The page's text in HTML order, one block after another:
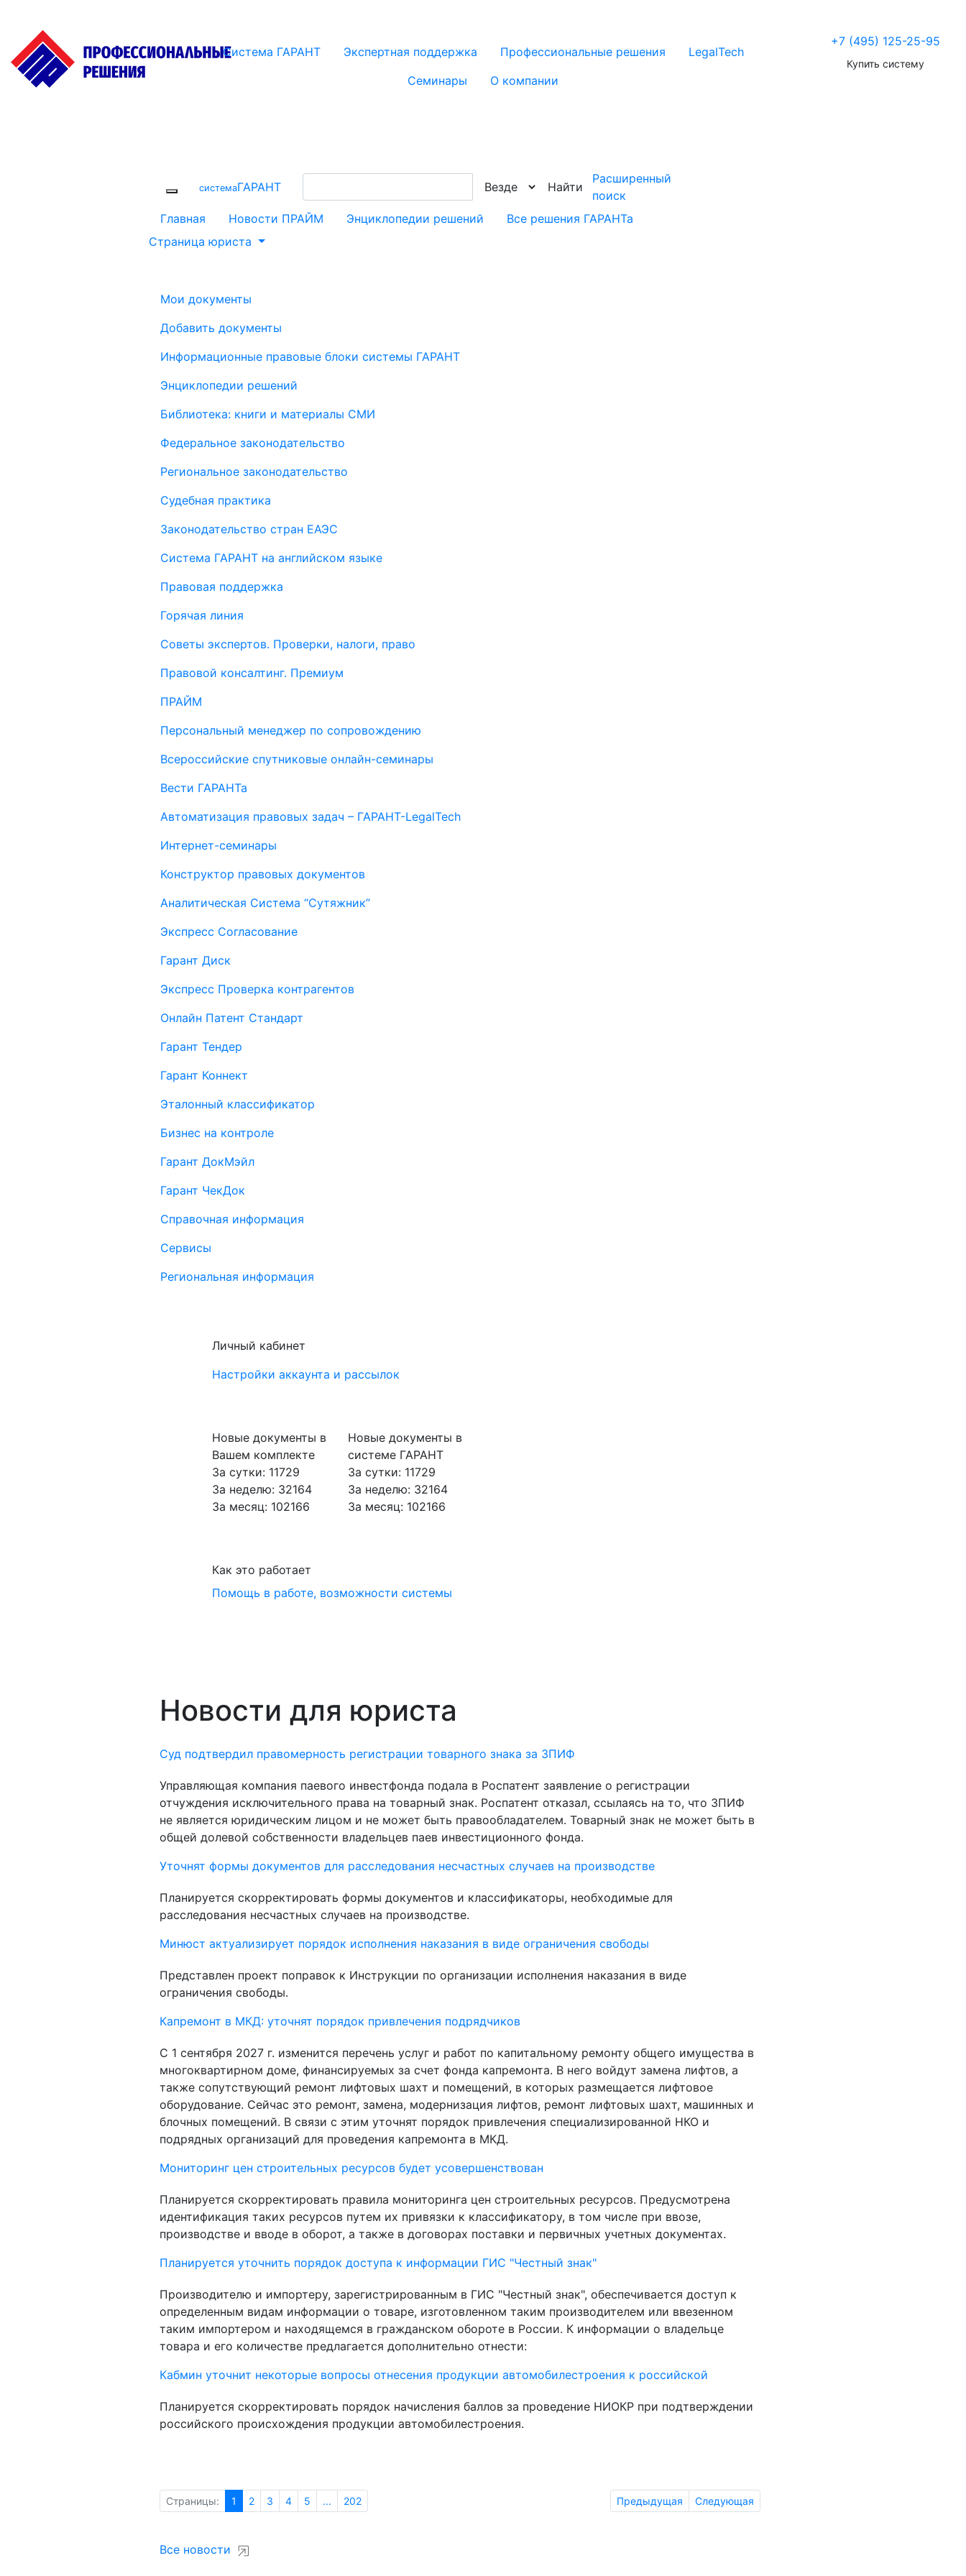
Система ГАРАНТ Экспертная поддержка Профессиональные решения
LegalTech
Семинары
О компании
+7 (495) 125-25-95
Купить систему
cистемаГАРАНТ Найти
Расширенный
поиск
Главная
Новости ПРАЙМ Энциклопедии решений
Все решения ГАРАНТа
Страница юриста
Мои документы
Добавить документы
Информационные правовые блоки системы ГАРАНТ
Энциклопедии решений
Библиотека: книги и материалы СМИ
Федеральное законодательство
Региональное законодательство
Судебная практика
Законодательство стран ЕАЭС
Система ГАРАНТ на английском языке
Правовая поддержка
Горячая линия
Советы экспертов. Проверки, налоги, право
Правовой консалтинг. Премиум
ПРАЙМ
Персональный менеджер по сопровождению
Всероссийские спутниковые онлайн-семинары
Вести ГАРАНТа
Автоматизация правовых задач – ГАРАНТ-LegalTech
Интернет-семинары
Конструктор правовых документов
Аналитическая Система “Сутяжник”
Экспресс Согласование
Гарант Диск
Экспресс Проверка контрагентов
Онлайн Патент Стандарт
Гарант Тендер
Гарант Коннект
Эталонный классификатор
Бизнес на контроле
Гарант ДокМэйл
Гарант ЧекДок
Справочная информация
Сервисы
Региональная информация
Личный кабинет
Настройки аккаунта и рассылок
Новые документы в
Вашем комплекте
За сутки: 11729
За неделю: 32164
За месяц: 102166
Новые документы в
системе ГАРАНТ
За сутки: 11729
За неделю: 32164
За месяц: 102166
Как это работает
Помощь в работе, возможности системы
Новости для юриста
Суд подтвердил правомерность регистрации товарного знака за ЗПИФ
Управляющая компания паевого инвестфонда подала в Роспатент заявление о регистрации
отчуждения исключительного права на товарный знак. Роспатент отказал, ссылаясь на то, что ЗПИФ
не является юридическим лицом и не может быть правообладателем. Товарный знак не может быть в
общей долевой собственности владельцев паев инвестиционного фонда.
Уточнят формы документов для расследования несчастных случаев на производстве
Планируется скорректировать формы документов и классификаторы, необходимые для
расследования несчастных случаев на производстве.
Минюст актуализирует порядок исполнения наказания в виде ограничения свободы
Представлен проект поправок к Инструкции по организации исполнения наказания в виде
ограничения свободы.
Капремонт в МКД: уточнят порядок привлечения подрядчиков
С 1 сентября 2027 г. изменится перечень услуг и работ по капитальному ремонту общего имущества в
многоквартирном доме, финансируемых за счет фонда капремонта. В него войдут замена лифтов, а
также сопутствующий ремонт лифтовых шахт и помещений, в которых размещается лифтовое
оборудование. Сейчас это ремонт, замена, модернизация лифтов, ремонт лифтовых шахт, машинных и
блочных помещений. В связи с этим уточнят порядок привлечения специализированной НКО и
подрядных организаций для проведения капремонта в МКД.
Мониторинг цен строительных ресурсов будет усовершенствован
Планируется скорректировать правила мониторинга цен строительных ресурсов. Предусмотрена
идентификация таких ресурсов путем их привязки к классификатору, в том числе при ввозе,
производстве и вводе в оборот, а также в договорах поставки и первичных учетных документах.
Планируется уточнить порядок доступа к информации ГИС "Честный знак"
Производителю и импортеру, зарегистрированным в ГИС "Честный знак", обеспечивается доступ к
определенным видам информации о товаре, изготовленном таким производителем или ввезенном
таким импортером и находящемся в гражданском обороте в России. К информации о владельце
товара и его количестве предлагается дополнительно отнести:
Кабмин уточнит некоторые вопросы отнесения продукции автомобилестроения к российской
Планируется скорректировать порядок начисления баллов за проведение НИОКР при подтверждении
российского происхождения продукции автомобилестроения.
Страницы: 1 2 3 4 5 ... 202 Предыдущая Следующая
Все новости